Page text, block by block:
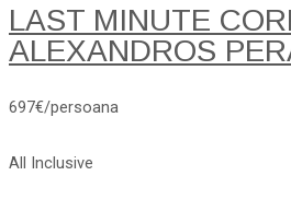
LAST MINUTE
ALEXANDROS
697€/persoana
All Inclusive